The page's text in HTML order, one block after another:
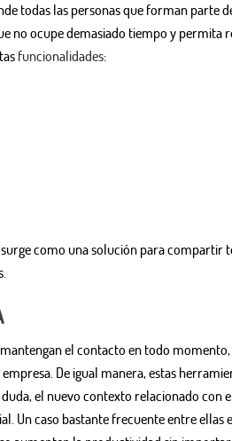
todas las personas que forman parte
no ocupe demasiado tiempo y permita
funcionalidades:
como una solución para compartir
el contacto en todo
De igual manera, estas
el nuevo contexto relacionado
Un caso bastante frecuente entre ellas